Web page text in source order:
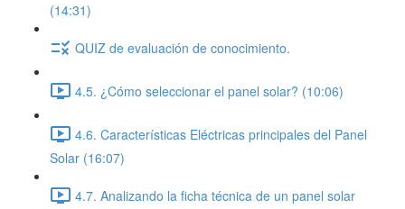
(14:31)
QUIZ de evaluación de conocimiento.
4.5. ¿Cómo seleccionar el panel solar? (10:06)
4.6. Características Eléctricas principales del Panel
Solar (16:07)
4.7. Analizando la ficha técnica de un panel solar